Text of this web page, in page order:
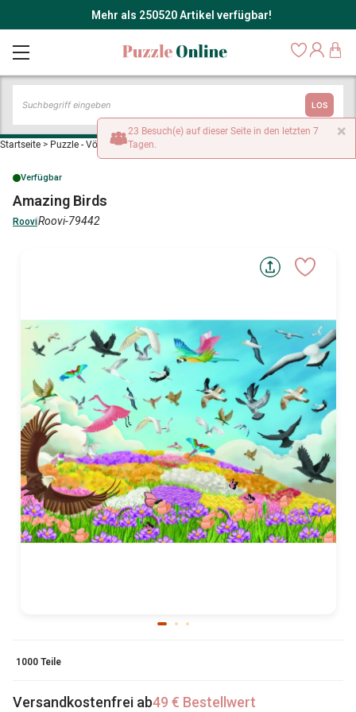
Mehr als 250520 Artikel verfügbar!
LOS
Startseite > Puzzle - Vögel >Amazing Birds
Verfügbar
Amazing Birds
RooviRoovi-79442
1000 Teile
Versandkostenfrei ab49 € Bestellwert
×
23 Besuch(e) auf dieser Seite in den letzten 7
Tagen.